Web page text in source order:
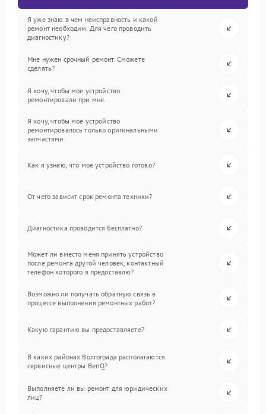
Я уже знаю в чем неисправность и какой
ремонт необходим. Для чего проводить
диагностику?
Мне нужен срочный ремонт. Сможете
сделать?
Я хочу, чтобы мое устройство
ремонтировали при мне.
Я хочу, чтобы мое устройство
ремонтировалось только оригинальными
запчастями.
Как я узнаю, что мое устройство готово?
От чего зависит срок ремонта техники?
Диагностика проводится бесплатно?
Может ли вместо меня принять устройство
после ремонта другой человек, контактный
телефон которого я предоставлю?
Возможно ли получать обратную связь в
процессе выполнения ремонтных работ?
Какую гарантию вы предоставляете?
В каких районах Волгограда располагаются
сервисные центры BenQ?
Выполняете ли вы ремонт для юридических
лиц?